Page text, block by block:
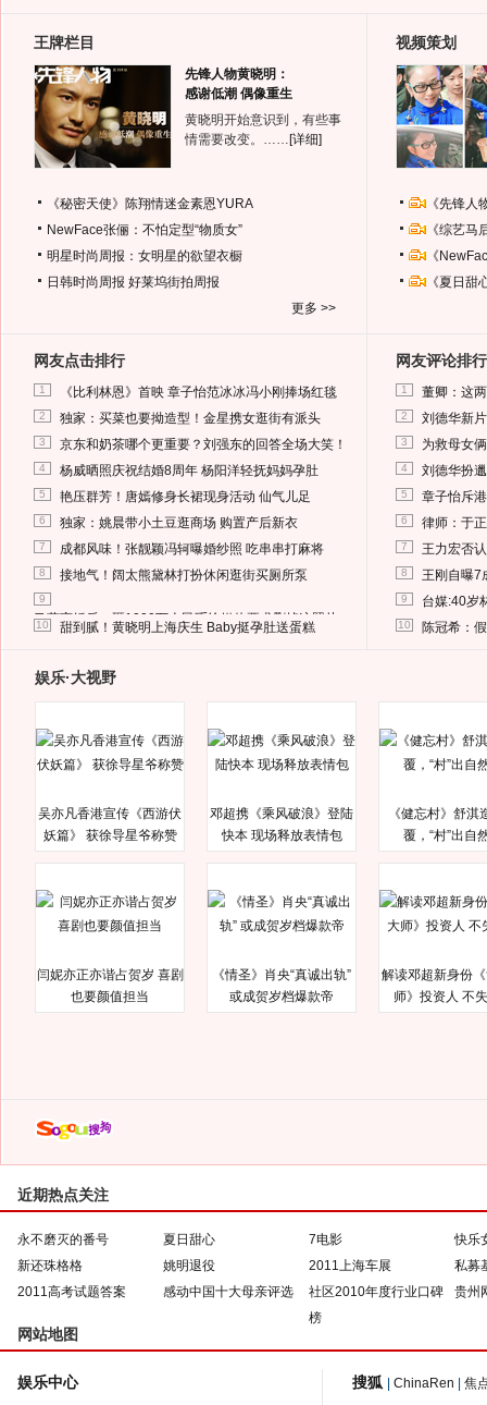
王牌栏目
先锋人物黄晓明：
感谢低潮 偶像重生
黄晓明开始意识到，有些事
情需要改变。…… [详细]
《秘密天使》陈翔情迷金素恩YURA
NewFace张俪：不怕定型“物质女”
明星时尚周报：女明星的欲望衣橱
日韩时尚周报 好莱坞街拍周报
更多 >>
视频策划
《先锋
《综艺
《
《夏日
网友点击排行
1 《比利林恩》首映 章子怡范冰冰冯小刚捧场红毯
2 独家：买菜也要拗造型！金星携女逛街有派头
3 京东和奶茶哪个更重要？刘强东的回答全场大笑！
4 杨威晒照庆祝结婚8周年 杨阳洋轻抚妈妈孕肚
5 艳压群芳！唐嫣修身长裙现身活动 仙气儿足
6 独家：姚晨带小土豆逛商场 购置产后新衣
7 成都风味！张靓颖冯轲曝婚纱照 吃串串打麻将
8 接地气！阔太熊黛林打扮休闲逛街买厕所泵
9
马蓉离婚后，砸1000万人民币给媒体要求删掉这照片
10 甜到腻！黄晓明上海庆生 Baby挺孕肚送蛋糕
网友评论排行
1 董卿：这
2 刘德华新
3 为救母女
4 刘德华扮
5 章子怡斥
6 律师：于
7 王力宏否
8 王刚自曝7
9 台媒:40岁
10 陈冠希：
娱乐·大视野
吴亦凡香港宣传《西游伏
妖篇》 获徐导星爷称赞
邓超携《乘风破浪》登陆
快本 现场释放表情包
《健忘村》舒淇
覆，“村”出自
闫妮亦正亦谐占贺岁 喜剧
也要颜值担当
《情圣》肖央“真诚出轨”
或成贺岁档爆款帝
解读邓超新身份
师》投资人 不
近期热点关注
永不磨灭的番号 夏日甜心 7电影
快乐
新还珠格格
姚明退役 2011上海车展
私募
2011高考试题答案
感动中国十大母亲评选
社区2010年度行业口碑
榜
贵州
网站地图
娱乐中心 搜狐 ChinaRen 焦